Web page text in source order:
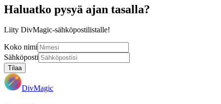
Haluatko pysyä ajan tasalla?
Liity DivMagic-sähköpostilistalle!
Koko nimi
Sähköposti
Tilaa
DivMagic